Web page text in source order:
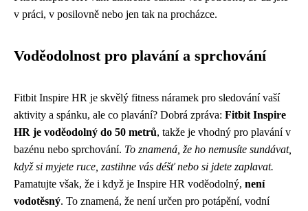
v práci, v posilovně nebo jen tak na procházce.
Voděodolnost pro plavání a sprchování
Fitbit Inspire HR je skvělý fitness náramek pro sledování vaší
aktivity a spánku, ale co plavání? Dobrá zpráva: Fitbit Inspire
HR je voděodolný do 50 metrů, takže je vhodný pro plavání v
bazénu nebo sprchování. To znamená, že ho nemusíte sundávat,
když si myjete ruce, zastihne vás déšť nebo si jdete zaplavat.
Pamatujte však, že i když je Inspire HR voděodolný, není
vodotěsný. To znamená, že není určen pro potápění, vodní